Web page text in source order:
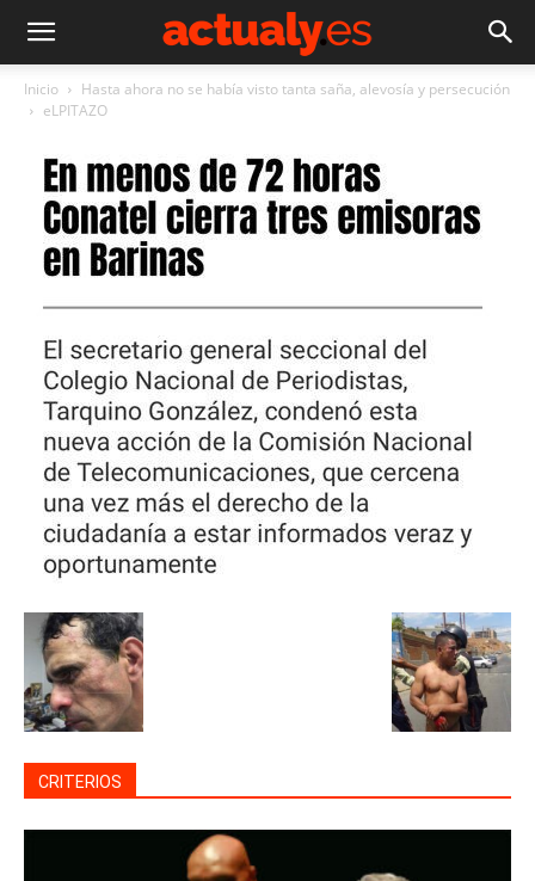
Inicio
Hasta ahora no se había visto tanta saña, alevosía y persecución
eLPITAZO
CRITERIOS